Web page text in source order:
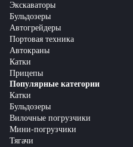
Экскаваторы
Бульдозеры
Автогрейдеры
Портовая техника
Автокраны
Катки
Прицепы
Популярные категории
Катки
Бульдозеры
Вилочные погрузчики
Мини-погрузчики
Тягачи